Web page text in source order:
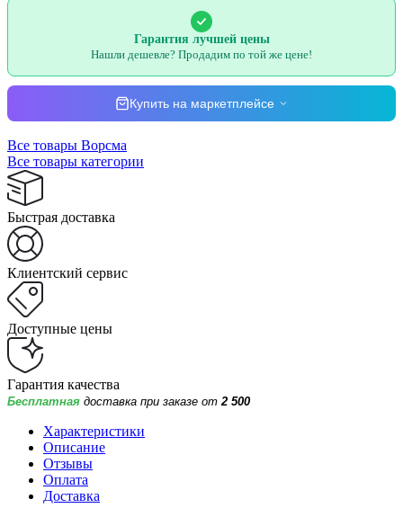
Гарантия лучшей цены
Нашли дешевле? Продадим по той же цене!
Купить на маркетплейсе
Все товары Ворсма
Все товары категории
Быстрая доставка
Клиентский сервис
Доступные цены
Гарантия качества
Бесплатная доставка при заказе от 2 500
Характеристики
Описание
Отзывы
Оплата
Доставка